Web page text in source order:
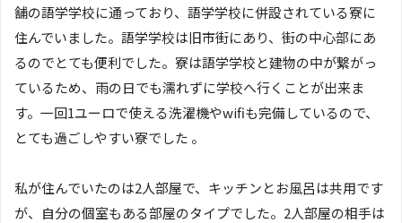
舗の語学学校に通っており、語学学校に併設されている寮に
住んでいました。語学学校は旧市街にあり、街の中心部にあ
るのでとても便利でした。寮は語学学校と建物の中が繋がっ
ているため、雨の日でも濡れずに学校へ行くことが出来ま
す。一回1ユーロで使える洗濯機やwifiも完備しているので、
とても過ごしやすい寮でした 。
私が住んでいたのは2人部屋で、キッチンとお風呂は共用です
が、自分の個室もある部屋のタイプでした。2人部屋の相手は